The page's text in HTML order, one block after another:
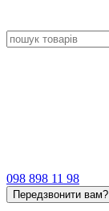
098 898 11 98
Передзвонити вам?